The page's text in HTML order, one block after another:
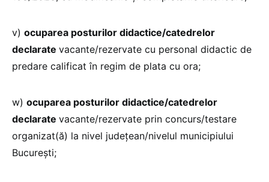
v) ocuparea posturilor didactice/catedrelor
declarate vacante/rezervate cu personal didactic de
predare calificat în regim de plata cu ora;
w) ocuparea posturilor didactice/catedrelor
declarate vacante/rezervate prin concurs/testare
organizat(ă) la nivel judeţean/nivelul municipiului
Bucureşti;